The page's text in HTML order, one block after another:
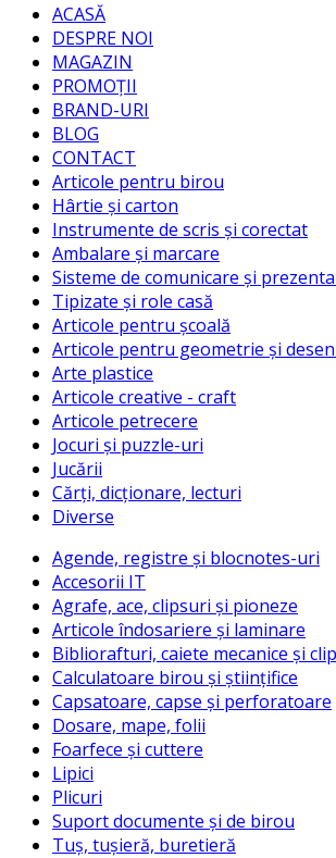
ACASĂ
DESPRE NOI
MAGAZIN
PROMOȚII
BRAND-URI
BLOG
CONTACT
Articole pentru birou
Hârtie și carton
Instrumente de scris și corectat
Ambalare și marcare
Sisteme de comunicare și
Tipizate și role casă
Articole pentru școală
Articole pentru geometrie și
Arte plastice
Articole creative - craft
Articole petrecere
Jocuri și puzzle-uri
Jucării
Cărți, dicționare, lecturi
Diverse
Agende, registre și blocnotes-uri
Accesorii IT
Agrafe, ace, clipsuri și pioneze
Articole îndosariere și laminare
Bibliorafturi, caiete mecanice și
Calculatoare birou și științifice
Capsatoare, capse și perforatoare
Dosare, mape, folii
Foarfece și cuttere
Lipici
Plicuri
Suport documente și de birou
Tuș, tușieră, buretieră